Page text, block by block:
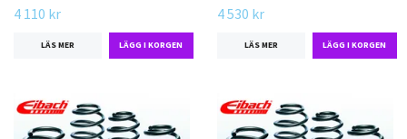
4 110 kr
LÄS MER
4 530 kr
LÄS MER